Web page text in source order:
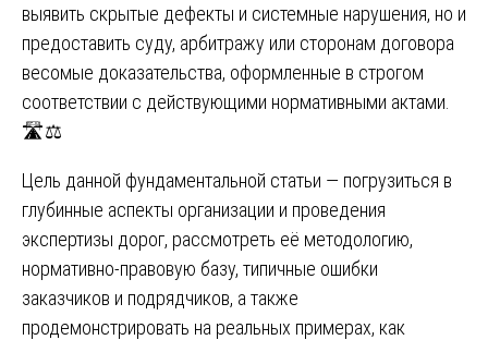
выявить скрытые дефекты и системные нарушения, но и
предоставить суду, арбитражу или сторонам договора
весомые доказательства, оформленные в строгом
соответствии с действующими нормативными актами.
🛣️⚖️
Цель данной фундаментальной статьи — погрузиться в
глубинные аспекты организации и проведения
экспертизы дорог, рассмотреть её методологию,
нормативно-правовую базу, типичные ошибки
заказчиков и подрядчиков, а также
продемонстрировать на реальных примерах, как